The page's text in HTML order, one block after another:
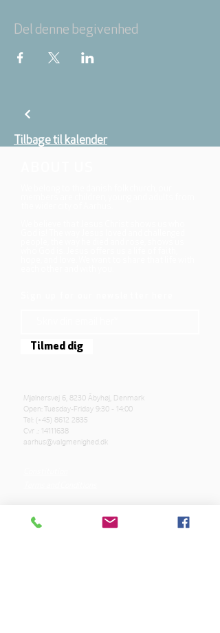
Del denne begivenhed
Tilbage til kalender
Tilmed dig
Mjølnersvej 6, 8230 Åbyhøj, Denmark
Open: Tuesday-Friday 9:30 - 14:00
Tel: (+45) 8612 2835
Cvr .: 14111638
aarhus@valgmenighed.dk